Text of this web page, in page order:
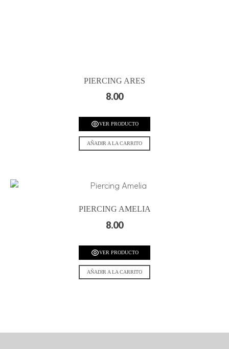
PIERCING ARES
8.00
VER PRODUCTO
AÑADIR A LA CARRITO
PIERCING AMELIA
8.00
VER PRODUCTO
AÑADIR A LA CARRITO